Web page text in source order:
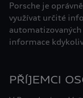
Porsche je
využívat určité
informace
PŘÍJEMCI